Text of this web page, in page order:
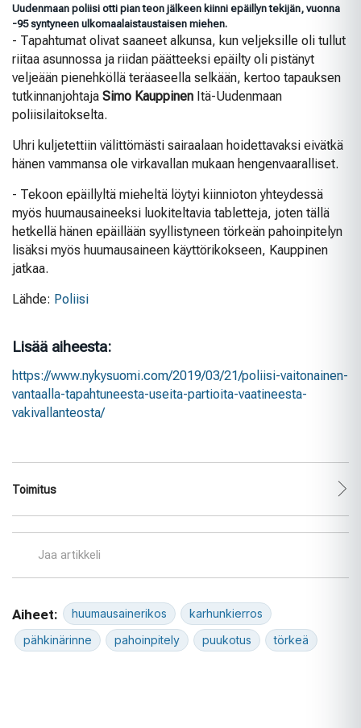
Uudenmaan poliisi otti pian teon jälkeen kiinni epäillyn tekijän, vuonna
-95 syntyneen ulkomaalaistaustaisen miehen.
- Tapahtumat olivat saaneet alkunsa, kun veljeksille oli tullut
riitaa asunnossa ja riidan päätteeksi epäilty oli pistänyt
veljeään pienehköllä teräaseella selkään, kertoo tapauksen
tutkinnanjohtaja Simo Kauppinen Itä-Uudenmaan
poliisilaitokselta.
Uhri kuljetettiin välittömästi sairaalaan hoidettavaksi eivätkä
hänen vammansa ole virkavallan mukaan hengenvaaralliset.
- Tekoon epäillyltä mieheltä löytyi kiinnioton yhteydessä
myös huumausaineeksi luokiteltavia tabletteja, joten tällä
hetkellä hänen epäillään syyllistyneen törkeän pahoinpitelyn
lisäksi myös huumausaineen käyttörikokseen, Kauppinen
jatkaa.
Lähde: Poliisi
Lisää aiheesta:
https://www.nykysuomi.com/2019/03/21/poliisi-vaitonainen-
vantaalla-tapahtuneesta-useita-partioita-vaatineesta-
vakivallanteosta/
Toimitus
Jaa artikkeli
Aiheet: huumausainerikos
karhunkierros
pähkinärinne
pahoinpitely puukotus törkeä